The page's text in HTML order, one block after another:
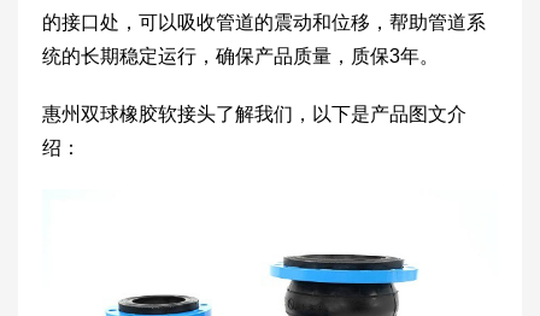
的接口处，可以吸收管道的震动和位移，帮助管道系
统的长期稳定运行，确保产品质量，质保3年。
惠州双球橡胶软接头了解我们，以下是产品图文介
绍：